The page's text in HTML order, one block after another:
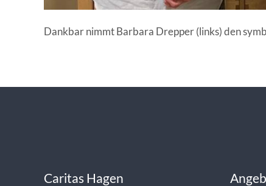
Dankbar nimmt Barbara Drepper (links) den
Caritas Hagen